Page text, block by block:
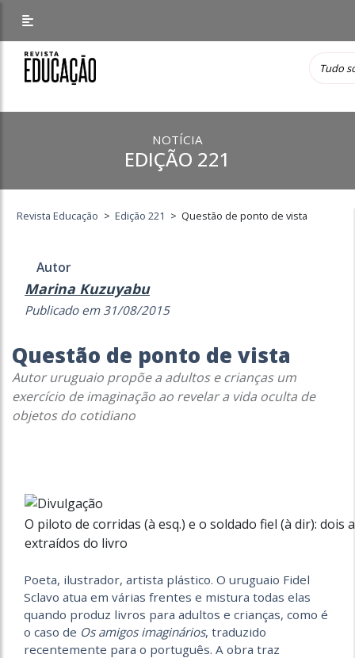
NOTÍCIA
EDIÇÃO 221
Revista Educação > Edição 221 > Questão de ponto de vista
Autor
Marina Kuzuyabu
Publicado em 31/08/2015
Questão de ponto de vista
Autor uruguaio propõe a adultos e crianças um
exercício de imaginação ao revelar a vida oculta de
objetos do cotidiano
O piloto de corridas (à esq.) e o soldado fiel (à dir): dois
extraídos do livro
Poeta, ilustrador, artista plástico. O uruguaio Fidel
Sclavo atua em várias frentes e mistura todas elas
quando produz livros para adultos e crianças, como é
o caso de Os amigos imaginários, traduzido
recentemente para o português. A obra traz